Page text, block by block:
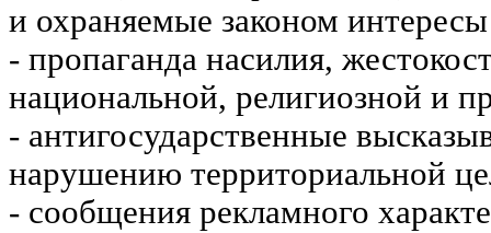
и охраняемые законом
- пропаганда насилия,
национальной, религиозной и
- антигосударственные
нарушению территориальной
- сообщения рекламного